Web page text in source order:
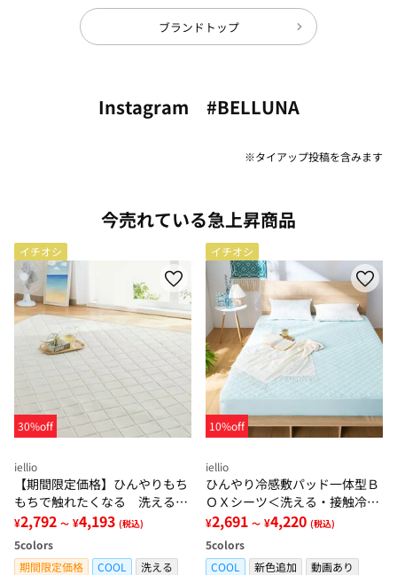
ブランドトップ
Instagram #BELLUNA
※タイアップ投稿を含みます
今売れている急上昇商品
イチオシ
30%off
iellio
【期間限定価格】ひんやりもち
もちで触れたくなる 洗えるラ
グ＜低反発・滑りにくい・接触
冷感・防ダニ・カーペット＞
¥2,792 ～ ¥4,193 (税込)
5colors
期間限定価格
COOL
洗える
イチオシ
10%off
iellio
ひんやり冷感敷パッド一体型Ｂ
ＯＸシーツ＜洗える・接触冷
感・抗菌防臭・時短・家事楽・
ボックスシーツ・寝苦しさ対策
＞
¥2,691 ～ ¥4,220 (税込)
5colors
COOL
新色追加
動画あり